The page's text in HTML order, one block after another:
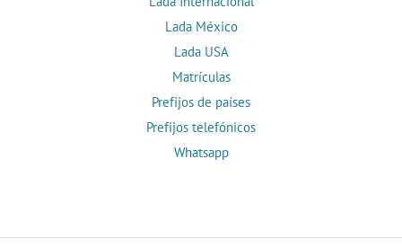
Lada México
Lada USA
Matrículas
Prefijos de países
Prefijos telefónicos
Whatsapp